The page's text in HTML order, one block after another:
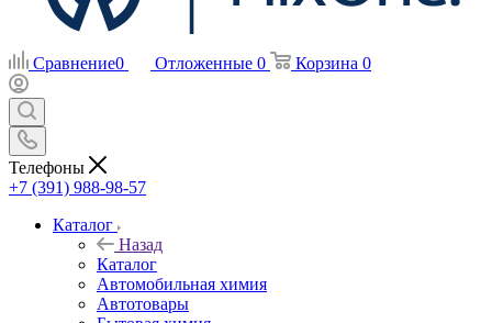
Сравнение0 Отложенные 0 Корзина 0
Телефоны
+7 (391) 988-98-57
Каталог
Назад
Каталог
Автомобильная химия
Автотовары